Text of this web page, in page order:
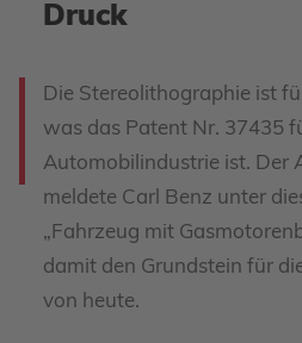
Druck
Die Stereolithographie ist
was das Patent Nr. 37435
Automobilindustrie ist. Der
meldete Carl Benz unter
„Fahrzeug mit
damit den Grundstein für
von heute.